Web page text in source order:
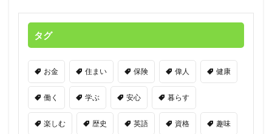
タグ
お金 住まい 保険 偉人 健康
働く 学ぶ 安心 暮らす
楽しむ 歴史 英語 資格 趣味